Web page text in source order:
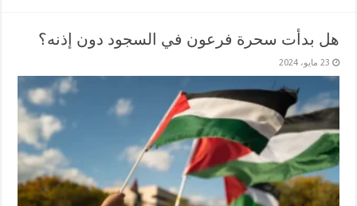
هل بدأت سحرة فرعون في السجود دون إذنه؟
23 مايو، 2024